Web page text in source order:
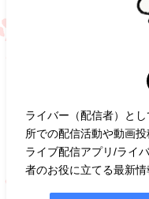
ライバー（配信者）と
所での配信活動や動画
ライブ配信アプリ/ライ
者のお役に立てる最新情